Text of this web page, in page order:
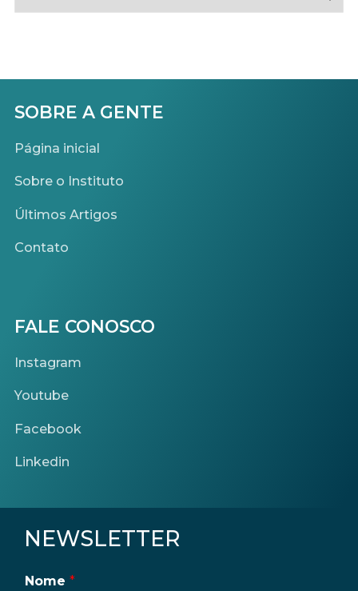
OS
SOBRE A GENTE
Página inicial
Sobre o Instituto
Últimos Artigos
Contato
FALE CONOSCO
Instagram
Youtube
Facebook
Linkedin
NEWSLETTER
Nome *